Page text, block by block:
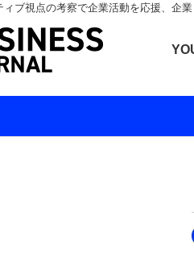
ィブ視点の考察で企業活動を応援、企